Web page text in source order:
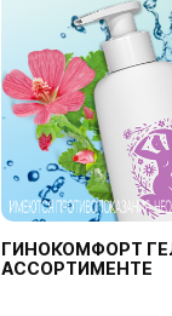
ГИНОКОМФОРТ
АССОРТИМЕНТЕ